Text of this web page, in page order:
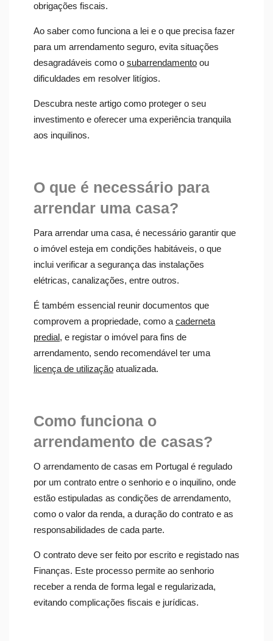
obrigações fiscais.
Ao saber como funciona a lei e o que precisa fazer
para um arrendamento seguro, evita situações
desagradáveis como o subarrendamento ou
dificuldades em resolver litígios.
Descubra neste artigo como proteger o seu
investimento e oferecer uma experiência tranquila
aos inquilinos.
O que é necessário para
arrendar uma casa?
Para arrendar uma casa, é necessário garantir que
o imóvel esteja em condições habitáveis, o que
inclui verificar a segurança das instalações
elétricas, canalizações, entre outros.
É também essencial reunir documentos que
comprovem a propriedade, como a caderneta
predial, e registar o imóvel para fins de
arrendamento, sendo recomendável ter uma
licença de utilização atualizada.
Como funciona o
arrendamento de casas?
O arrendamento de casas em Portugal é regulado
por um contrato entre o senhorio e o inquilino, onde
estão estipuladas as condições de arrendamento,
como o valor da renda, a duração do contrato e as
responsabilidades de cada parte.
O contrato deve ser feito por escrito e registado nas
Finanças. Este processo permite ao senhorio
receber a renda de forma legal e regularizada,
evitando complicações fiscais e jurídicas.